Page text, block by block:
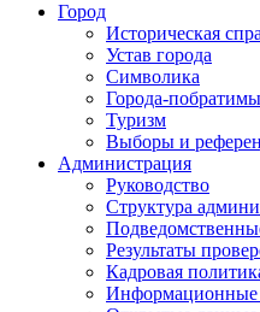
Город
Историческая
Устав города
Символика
Города-побратимы
Туризм
Выборы и
Администрация
Руководство
Структура
Результаты
Кадровая
Информационные